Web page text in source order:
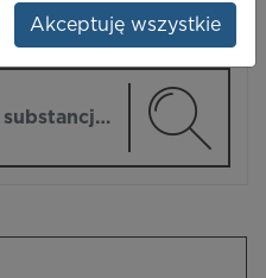
Akceptuję wszystkie